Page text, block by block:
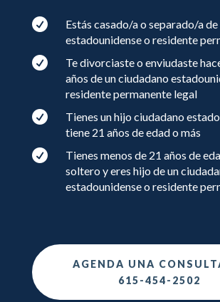

Estás casado/a o separado/a
estadounidense o residente

Te divorciaste o enviudaste
años de un ciudadano
residente permanente legal

Tienes un hijo ciudadano
tiene 21 años de edad o más

Tienes menos de 21 años de
soltero y eres hijo de un
estadounidense o residente
AGENDA UNA
615-454-2502